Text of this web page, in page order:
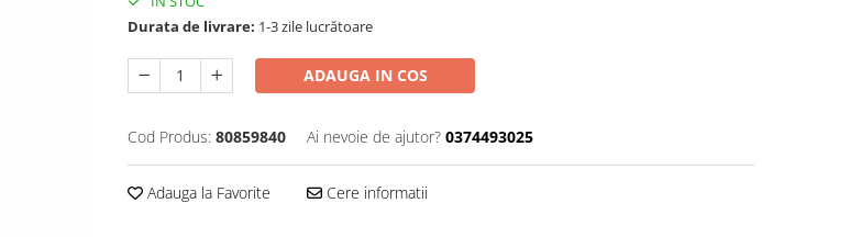
Durata de livrare: 1-3 zile lucrătoare
ADAUGA IN COS
Cod Produs: 80859840 Ai nevoie de ajutor? 0374493025
Adauga la Favorite Cere informatii